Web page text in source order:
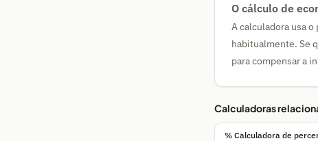
O cálculo de
A calculadora usa
habitualmente. Se
para compensar a
Calculadoras
% Calculadora de